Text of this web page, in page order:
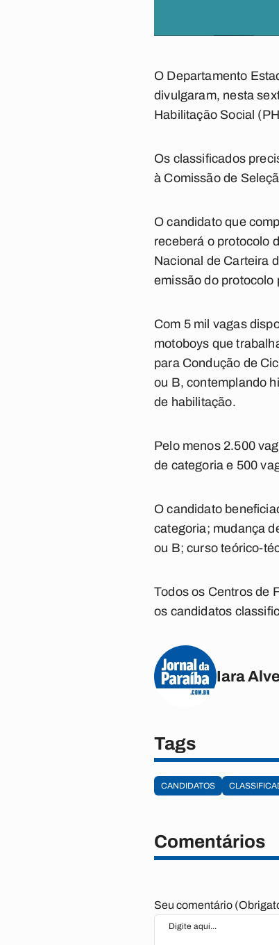
O Departamento
divulgaram, nesta
Habilitação Social
Os classificados
à Comissão de
O candidato que
receberá o protocolo
Nacional de Carteira
emissão do protocolo
Com 5 mil vagas
motoboys que
para Condução de
ou B, contemplando
de habilitação.
Pelo menos 2.500
de categoria e 500
O candidato
categoria; mudança
ou B; curso teórico-
Todos os Centros de
os candidatos
Iara
Tags
CANDIDATOS
Comentários
Seu comentário